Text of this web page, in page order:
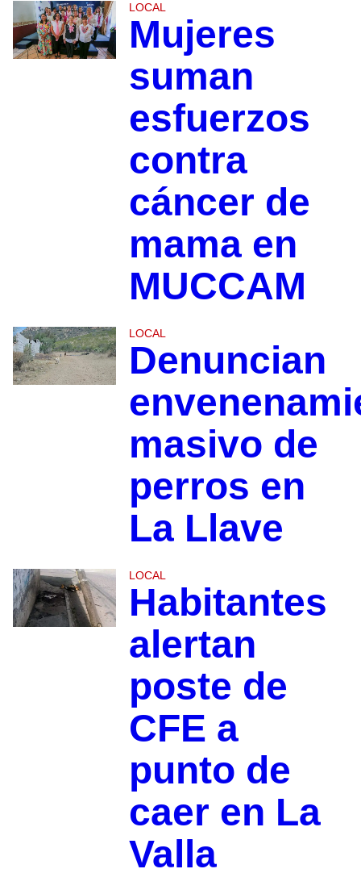
LOCAL
Mujeres
suman
esfuerzos
contra
cáncer de
mama en
MUCCAM
LOCAL
Denuncian
masivo de
perros en
La Llave
LOCAL
Habitantes
alertan
poste de
CFE a
punto de
caer en La
Valla